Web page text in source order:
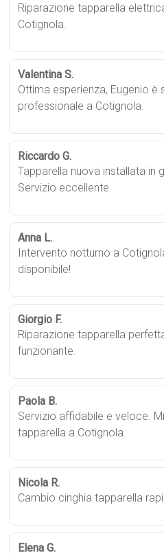
Riparazione tapparella
Cotignola.
Valentina S.
Ottima esperienza, Eugenio è
professionale a Cotignola.
Riccardo G.
Tapparella nuova installata in
Servizio eccellente.
Anna L.
Intervento notturno a
disponibile!
Giorgio F.
Riparazione tapparella
funzionante.
Paola B.
Servizio affidabile e veloce.
tapparella a Cotignola.
Nicola R.
Cambio cinghia tapparella
Elena G.